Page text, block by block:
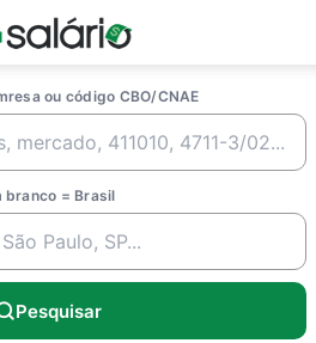
ou código CBO/CNAE
branco = Brasil
Pesquisar